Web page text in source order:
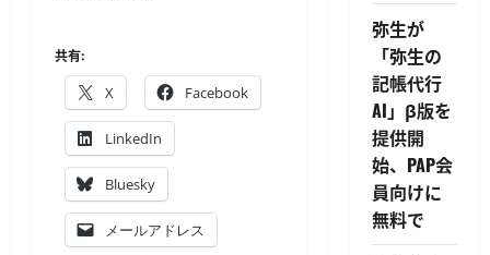
共有:
X Facebook
LinkedIn
Bluesky
メールアドレス
弥生が
「弥生の
記帳代行
AI」β版を
提供開
始、PAP会
員向けに
無料で